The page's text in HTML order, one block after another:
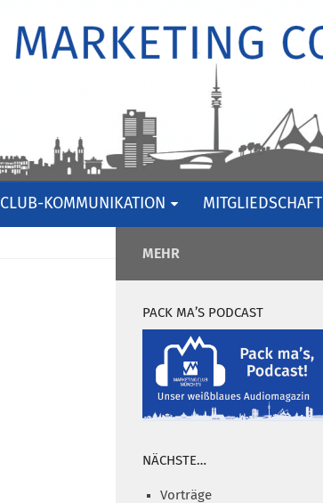
CLUB-KOMMUNIKATION MITGLIEDSCHAFT
MEHR
PACK MA’S PODCAST
NÄCHSTE…
Vorträge